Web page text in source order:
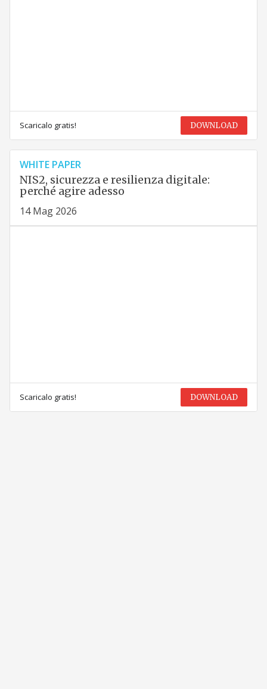
Scaricalo gratis! DOWNLOAD
WHITE PAPER
NIS2, sicurezza e resilienza digitale:
perché agire adesso
14 Mag 2026
Scaricalo gratis! DOWNLOAD